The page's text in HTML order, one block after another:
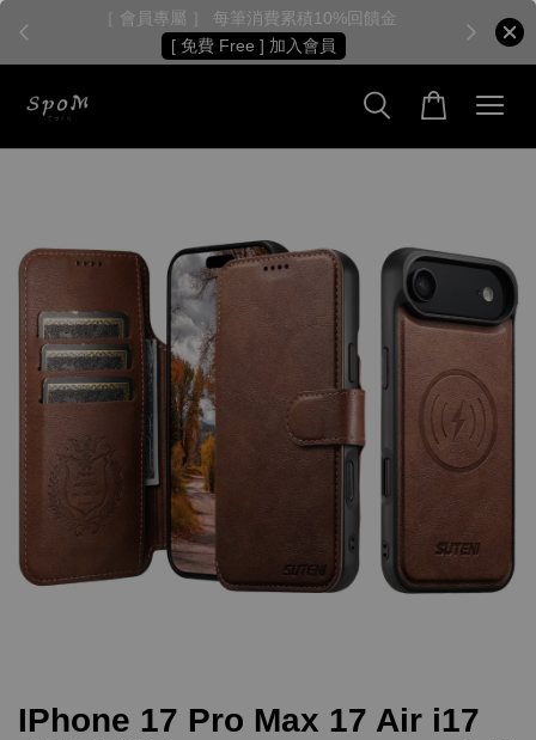
［ 會員專屬 ］ 每筆消費累積10%回饋金
[ 免費 Free ] 加入會員
IPhone 17 Pro Max 17 Air i17